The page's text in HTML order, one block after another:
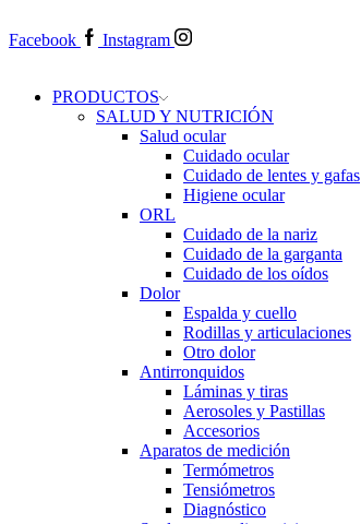
Facebook
Instagram
PRODUCTOS
SALUD Y NUTRICIÓN
Salud ocular
Cuidado ocular
Cuidado de lentes y gafas
Higiene ocular
ORL
​​Cuidado de la nariz
​​Cuidado de la garganta
​​Cuidado de los oídos
Dolor
Espalda y cuello
Rodillas y articulaciones
Otro dolor
Antirronquidos
Láminas y tiras
Aerosoles y Pastillas
Accesorios
Aparatos de medición
Termómetros
Tensiómetros
Diagnóstico